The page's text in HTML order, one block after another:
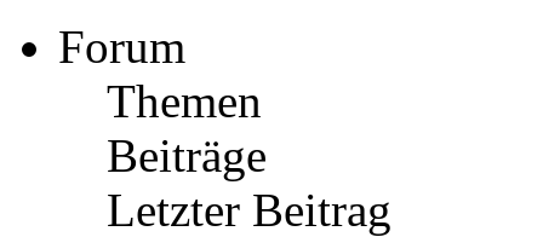
Forum
Themen
Beiträge
Letzter Beitrag